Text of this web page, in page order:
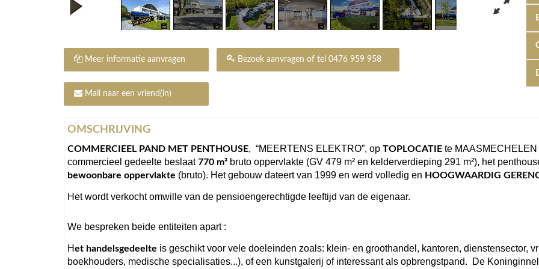
Meer informatie aanvragen
Mail naar een vriend(in)
Bezoek aanvragen of tel 0476 959 958
OMSCHRIJVING
COMMERCIEEL PAND MET PENTHOUSE, “MEERTENS ELEKTRO”, op TOPLOCATIE te
commercieel gedeelte beslaat770 m² bruto oppervlakte (GV 479 m² en kelderverdieping 291 m²), het
bewoonbare oppervlakte (bruto). Het gebouw dateert van 1999 en werd volledig en HOOGWAARDIG
Het wordt verkocht omwille van de pensioengerechtigde leeftijd van de eigenaar.
We bespreken beide entiteiten apart :
Het handelsgedeelte is geschikt voor vele doeleinden zoals: klein- en groothandel, kantoren, dienstensector,
boekhouders, medische specialisaties...), of een kunstgalerij of interessant als opbrengstpand.
De